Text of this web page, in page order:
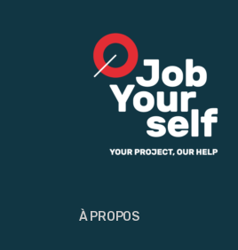
À PROPOS